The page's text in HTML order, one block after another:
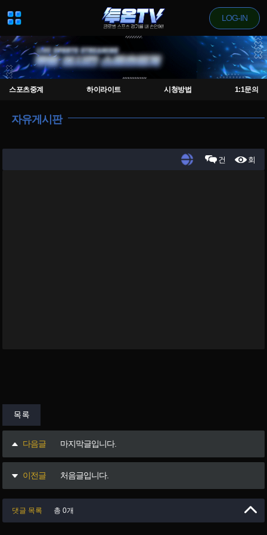
LOG-IN
스포츠중계 하이라이트 시청방법 1:1문의
자유게시판
건 회
목록
다음글 마지막글입니다.
이전글 처음글입니다.
댓글 목록 총 0개